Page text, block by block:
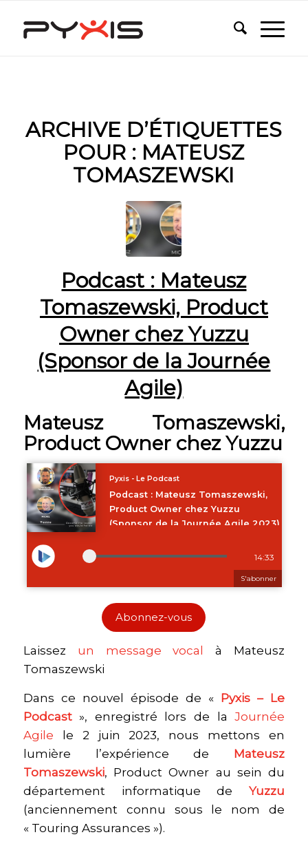
ARCHIVE D’ÉTIQUETTES
POUR : MATEUSZ
TOMASZEWSKI
Podcast : Mateusz
Tomaszewski, Product
Owner chez Yuzzu
(Sponsor de la Journée
Agile)
Mateusz Tomaszewski,
Product Owner chez Yuzzu
Abonnez-vous
Laissez ⁠un message vocal⁠
à Mateusz
Tomaszewski
Dans ce nouvel épisode de « Pyxis – Le
Podcast», enregistré lors de laJournée
Agile le 2 juin 2023, nous mettons en
lumière l’expérience de Mateusz
Tomaszewski, Product Owner au sein du
département informatique deYuzzu
(anciennement connu sous le nom de
« Touring Assurances »).